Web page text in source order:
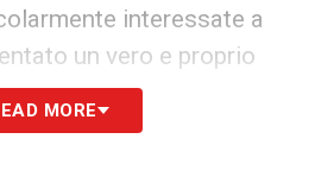
interessate a
un vero e proprio
per la formazione
di domani, Prati
MORE